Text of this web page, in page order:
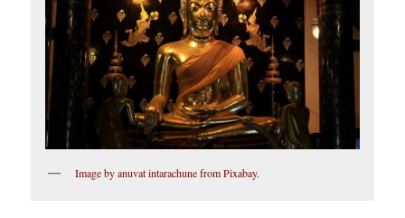
Image by anuvat intarachune from Pixabay.